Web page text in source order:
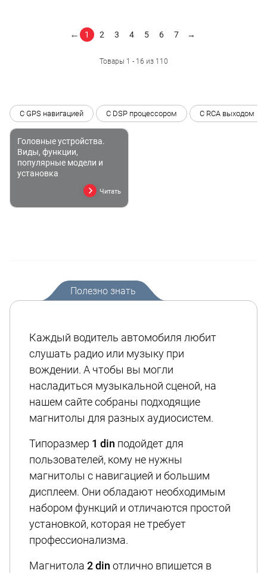
Товары 1 - 16 из 110
← 1 2 3 4 5 6 7 →
С GPS навигацией C DSP процессором С RCA выходом
Головные устройства.
Виды, функции,
популярные модели и
установка
Читать
Полезно знать
Каждый водитель автомобиля любит
слушать радио или музыку при
вождении. А чтобы вы могли
насладиться музыкальной сценой, на
нашем сайте собраны подходящие
магнитолы для разных аудиосистем.
Типоразмер 1 din подойдет для
пользователей, кому не нужны
магнитолы с навигацией и большим
дисплеем. Они обладают необходимым
набором функций и отличаются простой
установкой, которая не требует
профессионализма.
Магнитола 2 din отлично впишется в